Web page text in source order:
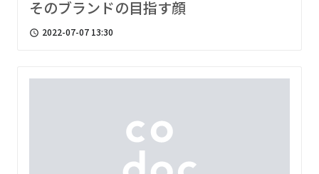
そのブランドの目指す顔
access_time 2022-07-07 13:30